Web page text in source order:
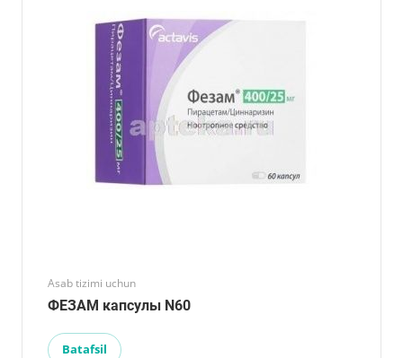
Asab tizimi uchun
ФЕЗАМ капсулы N60
Batafsil